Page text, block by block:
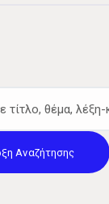
Αναζήτησης